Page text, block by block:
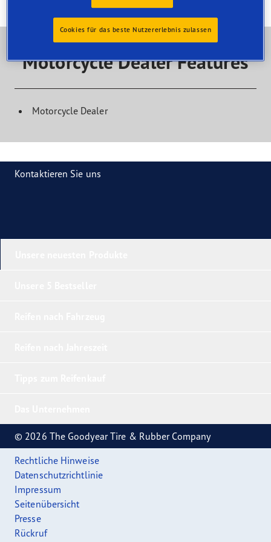
Motorcycle Dealer Features
Motorcycle Dealer
Kontaktieren Sie uns
© 2026 The Goodyear Tire & Rubber Company
Rechtliche Hinweise
Datenschutzrichtlinie
Impressum
Seitenübersicht
Presse
Rückruf
Cookies für das beste Nutzererlebnis zulassen